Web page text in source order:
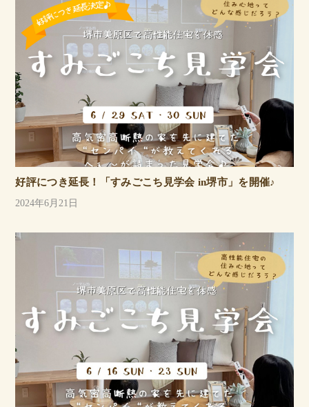
好評につき延長！「すみごこち見学会 in堺市」を開催♪
2024年6月21日